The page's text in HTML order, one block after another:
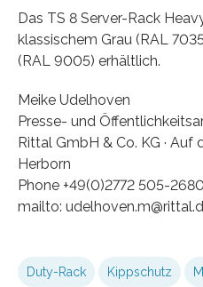
Das TS 8 Server-Rack
klassischem Grau (RAL
(RAL 9005) erhältlich.
Meike Udelhoven
Presse- und
Rittal GmbH & Co. KG · Auf
Herborn
Phone +49(0)2772 505-
mailto:
Duty-Rack Kippschutz